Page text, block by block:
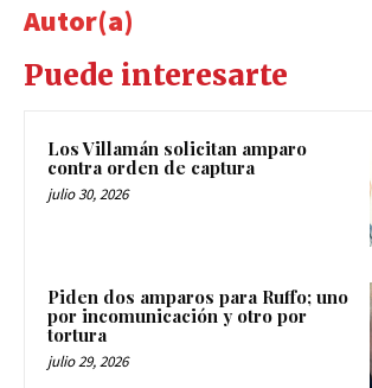
Autor(a)
Puede interesarte
Los Villamán solicitan amparo
contra orden de captura
julio 30, 2026
Piden dos amparos para Ruffo; uno
por incomunicación y otro por
tortura
julio 29, 2026